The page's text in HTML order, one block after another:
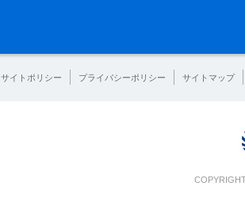
サイトポリシー プライバシーポリシー サイトマップ